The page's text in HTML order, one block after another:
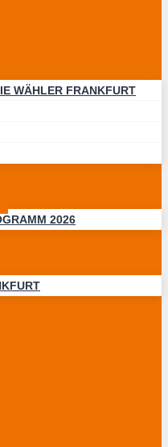
WÄHLER FRANKFURT
2026